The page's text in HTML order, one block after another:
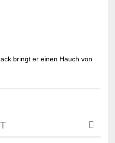
bringt er einen Hauch von